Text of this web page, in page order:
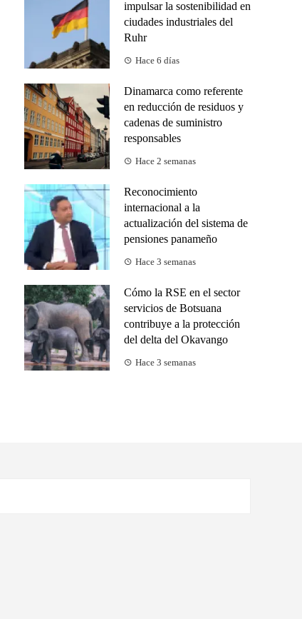
impulsar la sostenibilidad en
ciudades industriales del
Ruhr
Hace 6 días
Dinamarca como referente
en reducción de residuos y
cadenas de suministro
responsables
Hace 2 semanas
Reconocimiento
internacional a la
actualización del sistema de
pensiones panameño
Hace 3 semanas
Cómo la RSE en el sector
servicios de Botsuana
contribuye a la protección
del delta del Okavango
Hace 3 semanas